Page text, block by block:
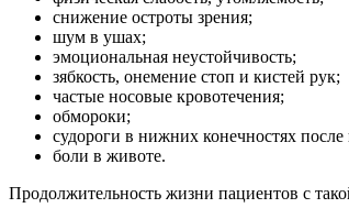
снижение остроты зрения;
шум в ушах;
эмоциональная неустойчивость;
зябкость, онемение стоп и кистей рук;
частые носовые кровотечения;
обмороки;
судороги в нижних конечностях
боли в животе.
Продолжительность жизни пациентов с